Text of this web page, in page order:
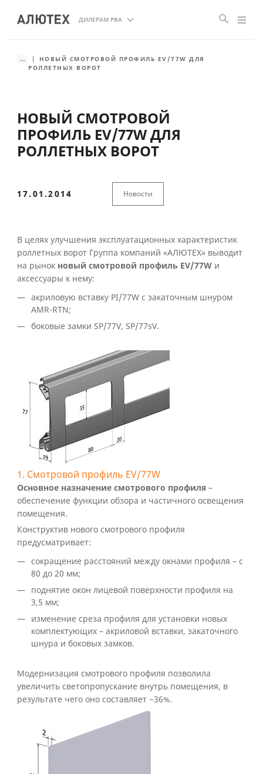
ДИЛЕРАМ РВА
...
НОВЫЙ СМОТРОВОЙ ПРОФИЛЬ EV/77W ДЛЯ
РОЛЛЕТНЫХ ВОРОТ
НОВЫЙ СМОТРОВОЙ
ПРОФИЛЬ EV/77W ДЛЯ
РОЛЛЕТНЫХ ВОРОТ
17.01.2014 Новости
В целях улучшения эксплуатационных характеристик
роллетных ворот Группа компаний «АЛЮТЕХ» выводит
на рынок новый смотровой профиль EV/77W и
аксессуары к нему:
акриловую вставку PI/77W с закаточным шнуром
AMR-RTN;
боковые замки SP/77V, SP/77sV.
1. Смотровой профиль EV/77W
Основное назначение смотрового профиля–
обеспечение функции обзора и частичного освещения
помещения.
Конструктив нового смотрового профиля
предусматривает:
сокращение расстояний между окнами профиля – с
80 до 20 мм;
поднятие окон лицевой поверхности профиля на
3,5 мм;
изменение среза профиля для установки новых
комплектующих – акриловой вставки, закаточного
шнура и боковых замков.
Модернизация смотрового профиля позволила
увеличить светопропускание внутрь помещения, в
результате чего оно составляет ~36%.